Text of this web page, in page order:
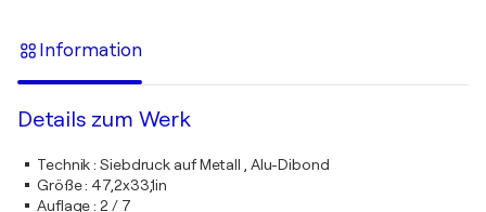
Information
Details zum Werk
Technik:Siebdruck auf Metall , Alu-Dibond
Größe: 47,2x33,1in
Auflage: 2 / 7